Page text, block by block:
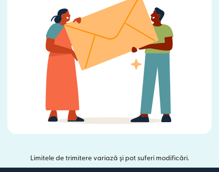
Limitele de trimitere variază și pot suferi modificări.